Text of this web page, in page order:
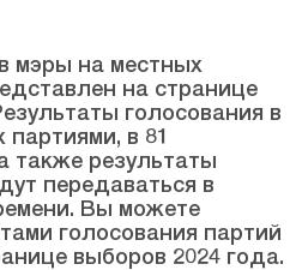
мэры на местных
на странице
голосования в
в 81
также результаты
передаваться в
Вы можете
голосования партий
выборов 2024 года.